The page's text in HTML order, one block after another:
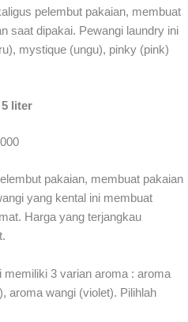
pelembut pakaian, membuat
saat dipakai. Pewangi laundry ini
mystique (ungu), pinky (pink)
liter
pakaian, membuat pakaian
yang kental ini membuat
Harga yang terjangkau
memiliki 3 varian aroma : aroma
aroma wangi (violet). Pilihlah